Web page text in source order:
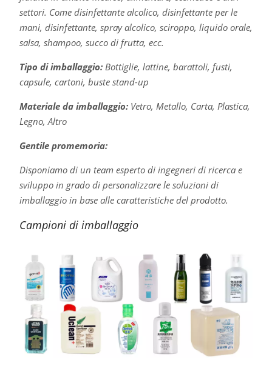
settori. Come disinfettante alcolico, disinfettante per le
mani, disinfettante, spray alcolico, sciroppo, liquido orale,
salsa, shampoo, succo di frutta, ecc.
Tipo di imballaggio:Bottiglie, lattine, barattoli, fusti,
capsule, cartoni, buste stand-up
Materiale da imballaggio:Vetro, Metallo, Carta, Plastica,
Legno, Altro
Gentile promemoria:
Disponiamo di un team esperto di ingegneri di ricerca e
sviluppo in grado di personalizzare le soluzioni di
imballaggio in base alle caratteristiche del prodotto.
Campioni di imballaggio